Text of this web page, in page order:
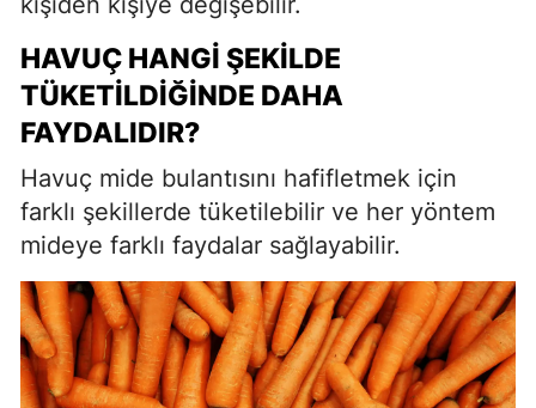
HAVUÇ HANGI ŞEKILDE
TÜKETILDIĞINDE DAHA
FAYDALIDIR?
Havuç mide bulantısını hafifletmek için
farklı şekillerde tüketilebilir ve her yöntem
mideye farklı faydalar sağlayabilir.